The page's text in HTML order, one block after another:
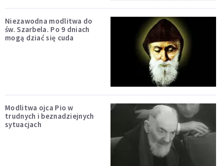
Niezawodna modlitwa do
św. Szarbela. Po 9 dniach
mogą dziać się cuda
Modlitwa ojca Pio w
trudnych i beznadziejnych
sytuacjach